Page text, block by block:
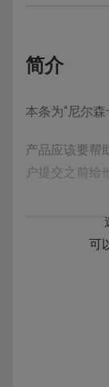
可
简介
本条为“尼尔森
产品应该要帮
户提交之前给